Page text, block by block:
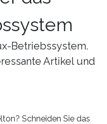
Betriebssystem.
Artikel und
Schneiden Sie das